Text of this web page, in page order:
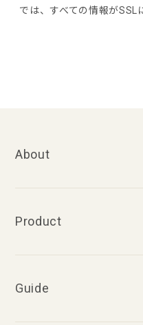
では、すべての情報がSSL
About
Product
Guide